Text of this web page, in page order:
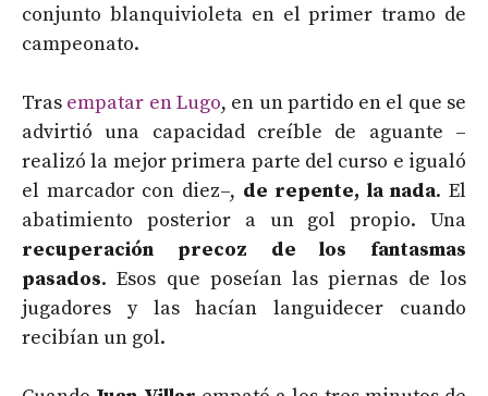
conjunto blanquivioleta en el primer tramo de
campeonato.
Tras empatar en Lugo, en un partido en el que se
advirtió una capacidad creíble de aguante –
realizó la mejor primera parte del curso e igualó
el marcador con diez–, de repente, la nada. El
abatimiento posterior a un gol propio. Una
recuperación precoz de los fantasmas
pasados. Esos que poseían las piernas de los
jugadores y las hacían languidecer cuando
recibían un gol.